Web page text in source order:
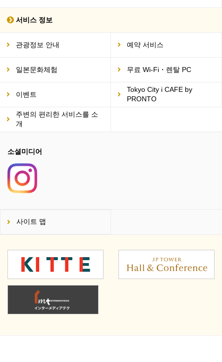
서비스 정보
관광정보 안내 예약 서비스
일본문화체험 무료 Wi-Fi・렌탈 PC
이벤트
Tokyo City i CAFE by
PRONTO
주변의 편리한 서비스를 소
개
소셜미디어
사이트 맵